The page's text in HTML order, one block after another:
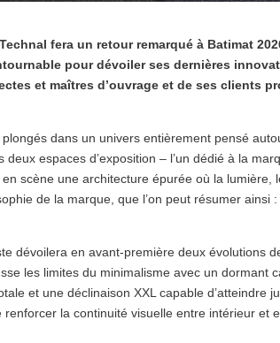
fera un retour remarqué à Batimat
pour dévoiler ses dernières
et maîtres d’ouvrage et de ses clients
dans un univers entièrement pensé
espaces d’exposition – l’un dédié à la
scène une architecture épurée où la lumière,
de la marque, que l’on peut résumer ainsi
dévoilera en avant-première deux évolutions
les limites du minimalisme avec un dormant
et une déclinaison XXL capable d’atteindre
la continuité visuelle entre intérieur et